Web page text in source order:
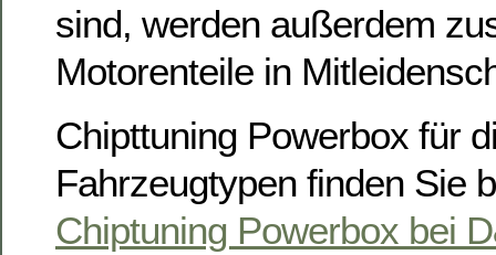
sind, werden außerdem
Motorenteile in
Chipttuning Powerbox für
Fahrzeugtypen finden Sie
Chiptuning Powerbox bei